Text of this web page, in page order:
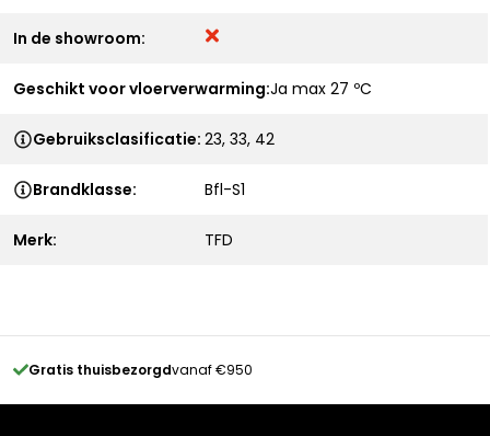
In de showroom:
Geschikt voor vloerverwarming:Ja max 27 ºC
Gebruiksclasificatie: 23, 33, 42
Brandklasse: Bfl-S1
Merk: TFD
Gratis thuisbezorgdvanaf €950